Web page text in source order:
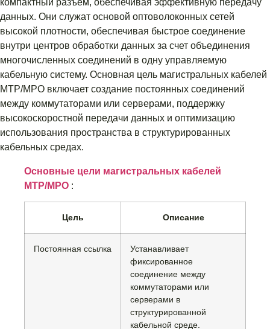
данных. Они служат основой оптоволоконных сетей
высокой плотности, обеспечивая быстрое соединение
внутри центров обработки данных за счет объединения
многочисленных соединений в одну управляемую
кабельную систему. Основная цель магистральных кабелей
MTP/MPO включает создание постоянных соединений
между коммутаторами или серверами, поддержку
высокоскоростной передачи данных и оптимизацию
использования пространства в структурированных
кабельных средах.
Основные цели магистральных кабелей
MTP/MPO :
Цель Описание
Постоянная ссылка
Устанавливает
фиксированное
соединение между
коммутаторами или
серверами в
структурированной
кабельной среде.